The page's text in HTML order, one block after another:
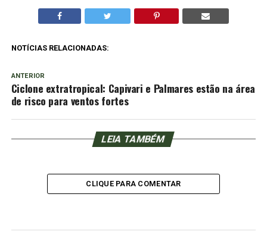
NOTÍCIAS RELACIONADAS:
ANTERIOR
Ciclone extratropical: Capivari e Palmares estão na área
de risco para ventos fortes
LEIA TAMBÉM
CLIQUE PARA COMENTAR